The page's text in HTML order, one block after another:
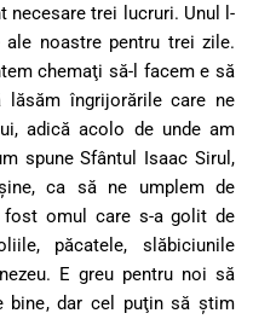
necesare trei lucruri. Unul l-
noastre pentru trei zile.
chemaţi să-l facem e să
lăsăm îngrijorările care ne
adică acolo de unde am
spune Sfântul Isaac Sirul,
ca să ne umplem de
fost omul care s-a golit de
păcatele, slăbiciunile
E greu pentru noi să
bine, dar cel puţin să ştim